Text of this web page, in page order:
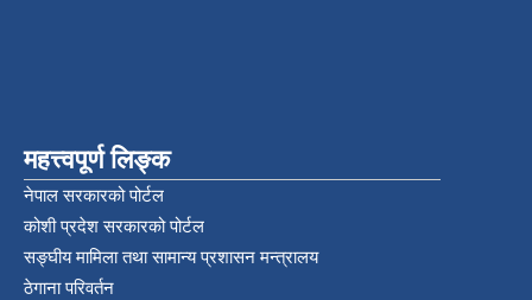
महत्त्वपूर्ण लिङ्क
नेपाल सरकारको पोर्टल
कोशी प्रदेश सरकारको पोर्टल
सङ्‍घीय मामिला तथा सामान्य प्रशासन मन्त्रालय
ठेगाना परिवर्तन